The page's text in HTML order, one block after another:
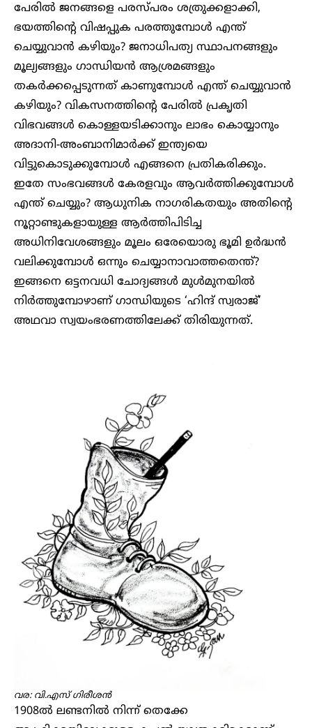
പേരില്‍ ജനങ്ങളെ പരസ്പരം ശത്രുക്കളാക്കി,
ഭയത്തിന്റെ വിഷപ്പുക പരത്തുമ്പോള്‍ എന്ത്
ചെയ്യുവാന്‍ കഴിയും? ജനാധിപത്യ സ്ഥാപനങ്ങളും
മൂല്യങ്ങളും ഗാന്ധിയന്‍ ആശ്രമങ്ങളും
തകര്‍ക്കപ്പെടുന്നത് കാണുമ്പോള്‍ എന്ത് ചെയ്യുവാന്‍
കഴിയും? വികസനത്തിന്റെ പേരില്‍ പ്രകൃതി
വിഭവങ്ങള്‍ കൊള്ളയടിക്കാനും ലാഭം കൊയ്യാനും
അദാനി-അംബാനിമാര്‍ക്ക് ഇന്ത്യയെ
വിട്ടുകൊടുക്കുമ്പോള്‍ എങ്ങനെ പ്രതികരിക്കും.
ഇതേ സംഭവങ്ങള്‍ കേരളവും ആവര്‍ത്തിക്കുമ്പോള്‍
എന്ത് ചെയ്യും? ആധുനിക നാഗരികതയും അതിന്റെ
നൂറ്റാണ്ടുകളായുള്ള ആര്‍ത്തിപിടിച്ച
അധിനിവേശങ്ങളും മൂലം ഒരേയൊരു ഭൂമി ഉര്‍ദ്ധന്‍
വലിക്കുമ്പോള്‍ ഒന്നും ചെയ്യാനാവാത്തതെന്ത്?
ഇങ്ങനെ ഒട്ടനവധി ചോദ്യങ്ങള്‍ മുള്‍മുനയില്‍
നിര്‍ത്തുമ്പോഴാണ് ഗാന്ധിയുടെ ‘ഹിന്ദ് സ്വരാജ്’
അഥവാ സ്വയംഭരണത്തിലേക്ക് തിരിയുന്നത്.
വര: വി.എസ് ​ഗിരീശൻ
1908ല്‍ ലണ്ടനില്‍ നിന്ന് തെക്കേ